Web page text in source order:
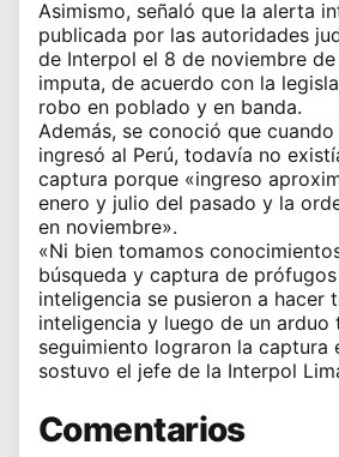
Asimismo, señaló que la alerta
publicada por las autoridades
de Interpol el 8 de noviembre
imputa, de acuerdo con la
robo en poblado y en banda.
Además, se conoció que cuando
ingresó al Perú, todavía no
captura porque «ingreso
enero y julio del pasado y la
en noviembre».
«Ni bien tomamos
búsqueda y captura de
inteligencia se pusieron a hacer
inteligencia y luego de un arduo
seguimiento lograron la captura
sostuvo el jefe de la Interpol
Comentarios